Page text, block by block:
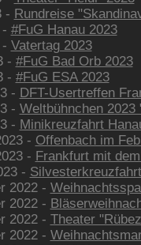
- Rundreise
#FuG Hanau 2023
Vatertag 2023
- #FuG Bad Orb 2023
- #FuG ESA 2023
- DFT-Usertreffen
- Weltbühnchen
- Minikreuzfahrt
- Offenbach im
- Frankfurt mit
-
2022 -
2022 -
2022 - Theater
2022 -